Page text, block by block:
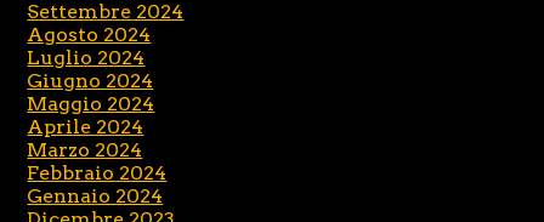
Settembre 2024
Agosto 2024
Luglio 2024
Giugno 2024
Maggio 2024
Aprile 2024
Marzo 2024
Febbraio 2024
Gennaio 2024